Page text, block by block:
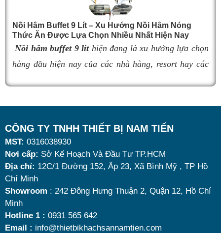
hưởng đến trải nghiệm khách hàng. Vì vậy, việc chọn
đúng sản phẩm giữ nhiệt tốt, bền đẹp và phù hợp nhu
cầu sử dụng là vô cùng quan trọng. Dưới đây là
Nồi Hâm Buffet 9 Lít – Xu Hướng Nồi Hâm Nóng
Thức Ăn Được Lựa Chọn Nhiều Nhất Hiện Nay
Nồi hâm buffet 9 líthiện đang là xu hướng lựa chọn
hàng đầu hiện nay của các nhà hàng, resort hay các
Tuy nhiên, giữa hàng loạt mẫu mã trên thị trường,
đâu là loại phù hợp nhất? Nên chọn nồi hâm buffet
dùng điện hay dùng cồn? Cùng tìm hiểu những tiêu
chí quan trọng giúp bạn chọn được mẫu
nóng thức ăn 9 lítchất lượng, bền đẹp và tối ưu chi
phí nhất hiện nay.
CÔNG TY TNHH THIẾT BỊ NAM TIẾN
MST: 0316038930
Nơi cấp: Sở Kế Hoạch Và Đầu Tư TP.HCM
Địa chỉ: 12C/1 Đường 152, Ấp 23, Xã Bình Mỹ , TP Hồ
Chí Minh
Showroom : 242 Đông Hưng Thuận 2, Quận 12, Hồ Chí
Minh
Hotline 1 : 0931 565 642
Email : info@thietbikhachsannamtien.com